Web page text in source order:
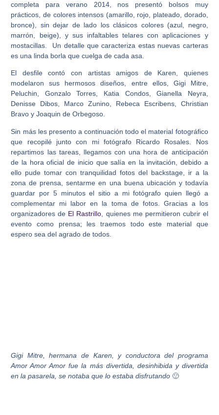
completa para verano 2014, nos presentó bolsos muy
prácticos, de colores intensos (amarillo, rojo, plateado, dorado,
bronce), sin dejar de lado los clásicos colores (azul, negro,
marrón, beige), y sus infaltables telares con aplicaciones y
mostacillas. Un detalle que caracteriza estas nuevas carteras
es una linda borla que cuelga de cada asa.
El desfile contó con artistas amigos de Karen, quienes
modelaron sus hermosos diseños, entre ellos, Gigi Mitre,
Peluchin, Gonzalo Torres, Katia Condos, Gianella Neyra,
Denisse Dibos, Marco Zunino, Rebeca Escribens, Christian
Bravo y Joaquin de Orbegoso.
Sin más les presento a continuación todo el material fotográfico
que recopilé junto con mi fotógrafo Ricardo Rosales. Nos
repartimos las tareas, llegamos con una hora de anticipación
de la hora oficial de inicio que salía en la invitación, debido a
ello pude tomar con tranquilidad fotos del backstage, ir a la
zona de prensa, sentarme en una buena ubicación y todavía
guardar por 5 minutos el sitio a mi fotógrafo quien llegó a
complementar mi labor en la toma de fotos. Gracias a los
organizadores de El Rastrillo , quienes me permitieron cubrir el
evento como prensa; les traemos todo este material que
espero sea del agrado de todos.
Gigi Mitre, hermana de Karen, y conductora del programa
Amor Amor Amor fue la más divertida, desinhibida y divertida
en la pasarela, se notaba que lo estaba disfrutando 🙂